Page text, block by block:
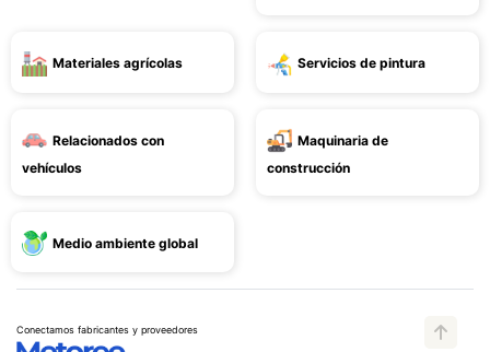
Materiales agrícolas Servicios de pintura
Relacionados con
vehículos
Maquinaria de
construcción
Medio ambiente global
Conectamos fabricantes y proveedores